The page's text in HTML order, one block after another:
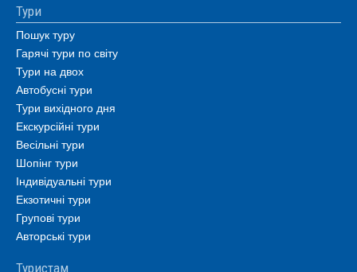
Тури
Пошук туру
Гарячі тури по світу
Тури на двох
Автобусні тури
Тури вихідного дня
Екскурсійні тури
Весільні тури
Шопінг тури
Індивідуальні тури
Екзотичні тури
Групові тури
Авторські тури
Туристам